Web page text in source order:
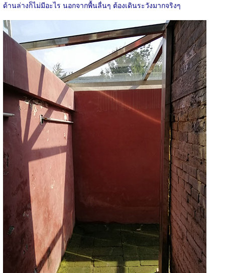
ด้านล่างก็ไม่มีอะไร นอกจากพื้นลื่นๆ ต้องเดินระวังมากจริงๆ